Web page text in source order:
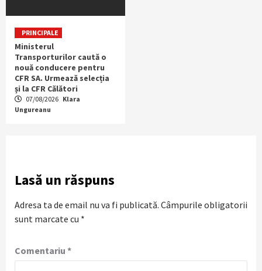
PRINCIPALE
Ministerul
Transporturilor caută o
nouă conducere pentru
CFR SA. Urmează selecția
și la CFR Călători
07/08/2026 Klara
Ungureanu
Lasă un răspuns
Adresa ta de email nu va fi publicată. Câmpurile obligatorii
sunt marcate cu *
Comentariu *